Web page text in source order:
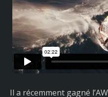
Il a récemment gagné